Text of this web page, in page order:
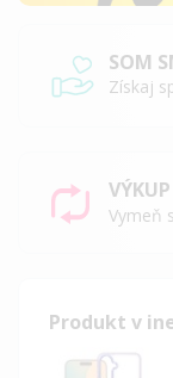
SOM
Získaj
Vymeň
Produkt v